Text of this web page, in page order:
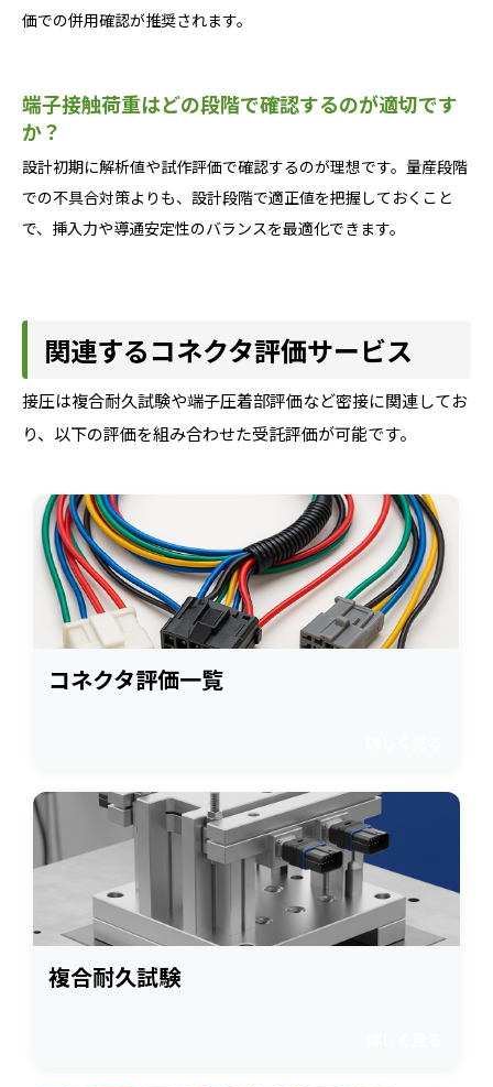
価での併用確認が推奨されます。
端子接触荷重はどの段階で確認するのが適切です
か？
設計初期に解析値や試作評価で確認するのが理想です。量産段階
での不具合対策よりも、設計段階で適正値を把握しておくこと
で、挿入力や導通安定性のバランスを最適化できます。
関連するコネクタ評価サービス
接圧は複合耐久試験や端子圧着部評価など密接に関連してお
り、以下の評価を組み合わせた受託評価が可能です。
コネクタ評価一覧
複合耐久試験